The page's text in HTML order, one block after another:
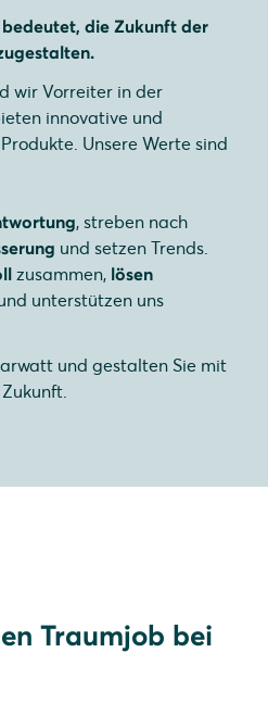
die Zukunft der
wir Vorreiter in der
innovative und
Unsere Werte sind
, streben nach
und setzen Trends.
zusammen, lösen
unterstützen uns
und gestalten Sie mit
Traumjob bei